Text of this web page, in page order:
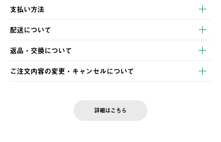
支払い方法
以下のいずれかの方法でお支払いいただけます。
・クレジットカード決済
・コンビニ決済
・Pay-easy決済
配送について
【発送スケジュール】
ご注文・ご入金完了より2営業日以内に商品を発送いたします。
土日祝の発送はございませんので、木曜日以降のご注文は週明け
の発送となる場合がございます。
返品・交換について
※お客様都合の場合
お客様都合の返品にかかる送料は、お客様ご負担とさせていただ
ご注文内容の変更・キャンセルについて
LOGOS FAMILY会員の方は、会員マイページ内 購入履歴画面に
詳細はこちら